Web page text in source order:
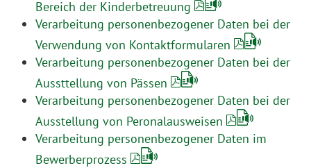
Bereich der Kinderbetreuung
Verarbeitung personenbezogener Daten bei der
Verwendung von Kontaktformularen
Verarbeitung personenbezogener Daten bei der
Aussttellung von Pässen
Verarbeitung personenbezogener Daten bei der
Ausstellung von Peronalausweisen
Verarbeitung personenbezogener Daten im
Bewerberprozess